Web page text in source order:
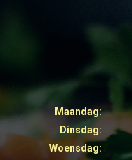
Maandag:
Dinsdag:
Woensdag: